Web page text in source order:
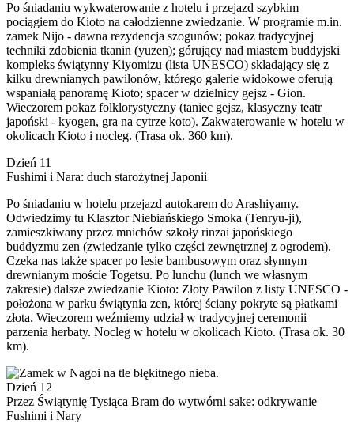
Po śniadaniu wykwaterowanie z hotelu i przejazd szybkim
pociągiem do Kioto na całodzienne zwiedzanie. W programie m.in.
zamek Nijo - dawna rezydencja szogunów; pokaz tradycyjnej
techniki zdobienia tkanin (yuzen); górujący nad miastem buddyjski
kompleks świątynny Kiyomizu (lista UNESCO) składający się z
kilku drewnianych pawilonów, którego galerie widokowe oferują
wspaniałą panoramę Kioto; spacer w dzielnicy gejsz - Gion.
Wieczorem pokaz folklorystyczny (taniec gejsz, klasyczny teatr
japoński - kyogen, gra na cytrze koto). Zakwaterowanie w hotelu w
okolicach Kioto i nocleg. (Trasa ok. 360 km).
Dzień 11
Fushimi i Nara: duch starożytnej Japonii
Po śniadaniu w hotelu przejazd autokarem do Arashiyamy.
Odwiedzimy tu Klasztor Niebiańskiego Smoka (Tenryu-ji),
zamieszkiwany przez mnichów szkoły rinzai japońskiego
buddyzmu zen (zwiedzanie tylko części zewnętrznej z ogrodem).
Czeka nas także spacer po lesie bambusowym oraz słynnym
drewnianym moście Togetsu. Po lunchu (lunch we własnym
zakresie) dalsze zwiedzanie Kioto: Złoty Pawilon z listy UNESCO -
położona w parku świątynia zen, której ściany pokryte są płatkami
złota. Wieczorem weźmiemy udział w tradycyjnej ceremonii
parzenia herbaty. Nocleg w hotelu w okolicach Kioto. (Trasa ok. 30
km).
Dzień 12
Przez Świątynię Tysiąca Bram do wytwórni sake: odkrywanie
Fushimi i Nary